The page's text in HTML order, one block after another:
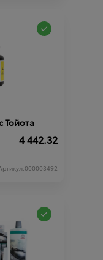
Тойота
4 442.32